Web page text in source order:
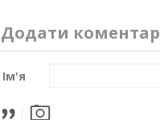
Додати коментар
Ім'я